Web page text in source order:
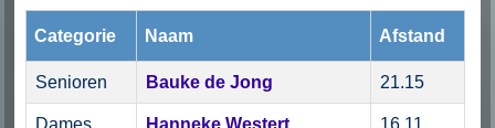
Categorie Naam Afstand
Senioren Bauke de Jong 21.15
Dames Hanneke Westert 16.11